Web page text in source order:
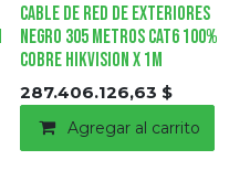
Cable de Red de Exteriores
Negro 305 Metros CAT6 100%
Cobre HIKVISION X 1M
287.406.126,63 $
Agregar al carrito